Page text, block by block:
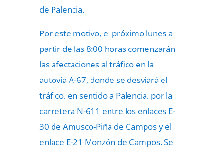
de Palencia.
Por este motivo, el próximo lunes a
partir de las 8:00 horas comenzarán
las afectaciones al tráfico en la
autovía A-67, donde se desviará el
tráfico, en sentido a Palencia, por la
carretera N-611 entre los enlaces E-
30 de Amusco-Piña de Campos y el
enlace E-21 Monzón de Campos. Se